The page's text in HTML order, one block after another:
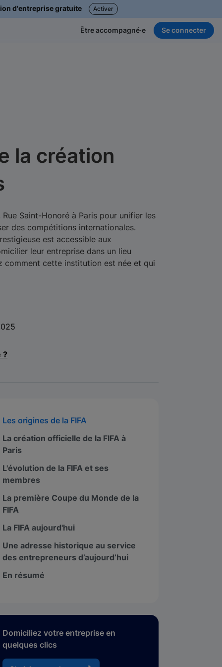
d'entreprise gratuite Activer
Être accompagné·e Se connecter
la création
Rue Saint-Honoré à Paris pour unifier les
des compétitions internationales.
est accessible aux
leur entreprise dans un lieu
comment cette institution est née et qui
?
Les origines de la FIFA
La création officielle de la FIFA à
Paris
L'évolution de la FIFA et ses
membres
La première Coupe du Monde de la
FIFA
La FIFA aujourd'hui
Une adresse historique au service
des entrepreneurs d’aujourd’hui
En résumé
Domiciliez votre entreprise en
quelques clics